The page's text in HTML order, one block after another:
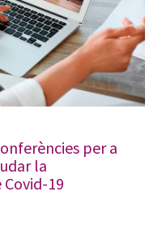
per a
la
19